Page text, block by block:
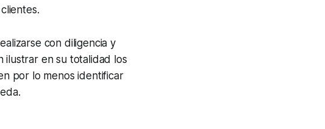
con diligencia y
ilustrar en su totalidad los
por lo menos identificar